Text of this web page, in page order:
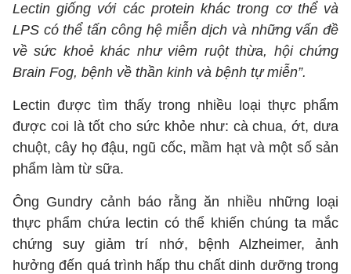
Lectin giống với các protein khác trong cơ thể và
LPS có thể tấn công hệ miễn dịch và những vấn đề
về sức khoẻ khác như viêm ruột thừa, hội chứng
Brain Fog, bệnh về thần kinh và bệnh tự miễn”.
Lectin được tìm thấy trong nhiều loại thực phẩm
được coi là tốt cho sức khỏe như: cà chua, ớt, dưa
chuột, cây họ đậu, ngũ cốc, mầm hạt và một số sản
phẩm làm từ sữa.
Ông Gundry cảnh báo rằng ăn nhiều những loại
thực phẩm chứa lectin có thể khiến chúng ta mắc
chứng suy giảm trí nhớ, bệnh Alzheimer, ảnh
hưởng đến quá trình hấp thu chất dinh dưỡng trong